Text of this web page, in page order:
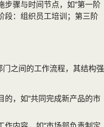
步骤与时间节点，如“第一阶
段：组织员工培训；第三阶
之间的工作流程，其结构强
的，如“共同完成新产品的市